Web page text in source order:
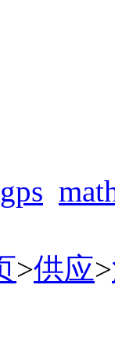
gps
>供应>